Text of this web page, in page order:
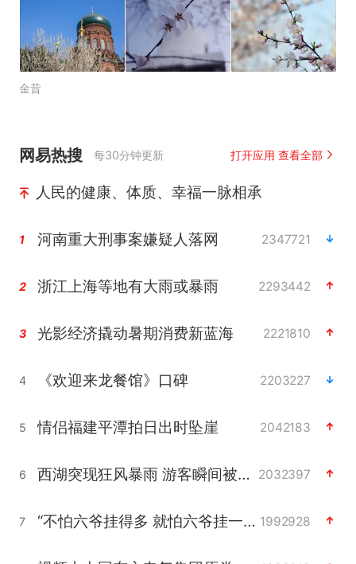
金昔
网易热搜 每30分钟更新 打开应用 查看全部
人民的健康、体质、幸福一脉相承
1 河南重大刑事案嫌疑人落网 2347721
2 浙江上海等地有大雨或暴雨 2293442
3 光影经济撬动暑期消费新蓝海 2221810
4 《欢迎来龙餐馆》口碑 2203227
5 情侣福建平潭拍日出时坠崖 2042183
6 西湖突现狂风暴雨 游客瞬间被浇透 2032397
7 “不怕六爷挂得多 就怕六爷挂一颗” 1992928